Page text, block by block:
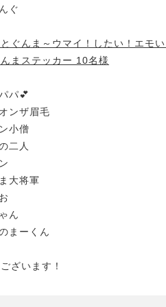
ぐ
ぐんま～ウマイ！したい！エモ
まステッカー 10名様
パ💕
ンザ眉毛
小僧
二人
大将軍
ん
まーくん
ざいます！